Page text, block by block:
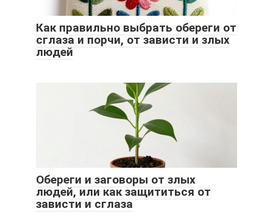
Как правильно выбрать обереги от
сглаза и порчи, от зависти и злых
людей
Обереги и заговоры от злых
людей, или как защититься от
зависти и сглаза